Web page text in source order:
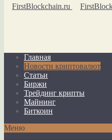
Главная
Новости криптовалют
Статьи
Биржи
Трейдинг крипты
Майнинг
Биткоин
Меню